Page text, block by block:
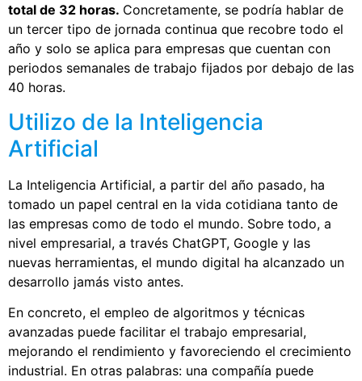
total de 32 horas. Concretamente, se podría hablar de
un tercer tipo de jornada continua que recobre todo el
año y solo se aplica para empresas que cuentan con
periodos semanales de trabajo fijados por debajo de las
40 horas.
Utilizo de la Inteligencia
Artificial
La Inteligencia Artificial, a partir del año pasado, ha
tomado un papel central en la vida cotidiana tanto de
las empresas como de todo el mundo. Sobre todo, a
nivel empresarial, a través ChatGPT, Google y las
nuevas herramientas, el mundo digital ha alcanzado un
desarrollo jamás visto antes.
En concreto, el empleo de algoritmos y técnicas
avanzadas puede facilitar el trabajo empresarial,
mejorando el rendimiento y favoreciendo el crecimiento
industrial. En otras palabras: una compañía puede